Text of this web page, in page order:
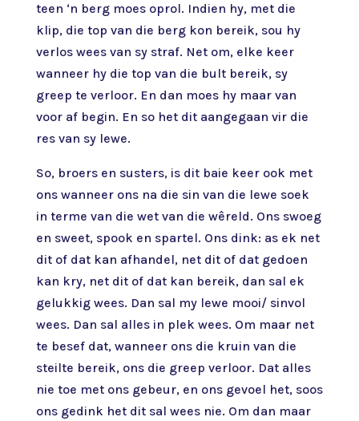
teen ‘n berg moes oprol. Indien hy, met die
klip, die top van die berg kon bereik, sou hy
verlos wees van sy straf. Net om, elke keer
wanneer hy die top van die bult bereik, sy
greep te verloor. En dan moes hy maar van
voor af begin. En so het dit aangegaan vir die
res van sy lewe.
So, broers en susters, is dit baie keer ook met
ons wanneer ons na die sin van die lewe soek
in terme van die wet van die wêreld. Ons swoeg
en sweet, spook en spartel. Ons dink: as ek net
dit of dat kan afhandel, net dit of dat gedoen
kan kry, net dit of dat kan bereik, dan sal ek
gelukkig wees. Dan sal my lewe mooi/ sinvol
wees. Dan sal alles in plek wees. Om maar net
te besef dat, wanneer ons die kruin van die
steilte bereik, ons die greep verloor. Dat alles
nie toe met ons gebeur, en ons gevoel het, soos
ons gedink het dit sal wees nie. Om dan maar